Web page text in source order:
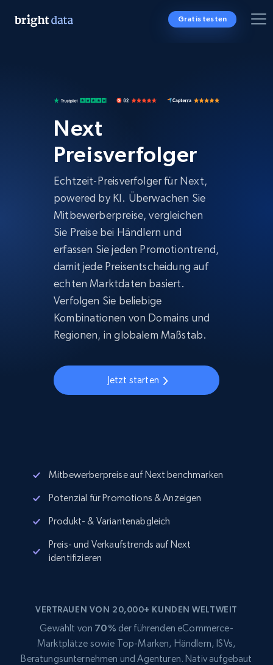
Gratis testen
Next
Preisverfolger
Echtzeit-Preisverfolger für Next,
powered by KI. Überwachen Sie
Mitbewerberpreise, vergleichen
Sie Preise bei Händlern und
erfassen Sie jeden Promotiontrend,
damit jede Preisentscheidung auf
echten Marktdaten basiert.
Verfolgen Sie beliebige
Kombinationen von Domains und
Regionen, in globalem Maßstab.
Jetzt starten
Mitbewerberpreise auf Next benchmarken
Potenzial für Promotions & Anzeigen
Produkt- & Variantenabgleich
Preis- und Verkaufstrends auf Next
identifizieren
VERTRAUEN VON 20,000+ KUNDEN WELTWEIT
Gewählt von 70% der führenden eCommerce-
Marktplätze sowie Top-Marken, Händlern, ISVs,
Beratungsunternehmen und Agenturen. Nativ aufgebaut